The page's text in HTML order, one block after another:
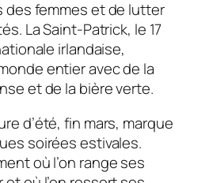
des femmes et de lutter
La Saint-Patrick, le 17
irlandaise,
entier avec de la
et de la bière verte.
d’été, fin mars, marque
soirées estivales.
où l’on range ses